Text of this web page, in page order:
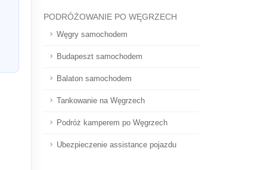
PODRÓŻOWANIE PO WĘGRZECH
Węgry samochodem
Budapeszt samochodem
Balaton samochodem
Tankowanie na Węgrzech
Podróż kamperem po Węgrzech
Ubezpieczenie assistance pojazdu